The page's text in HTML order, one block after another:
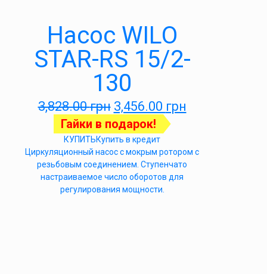
Насос WILO
STAR-RS 15/2-
130
3,828.00грн 3,456.00 грн
Гайки в подарок!
КУПИТЬКупить в кредит
Циркуляционный насос с мокрым ротором с
резьбовым соединением. Ступенчато
настраиваемое число оборотов для
регулирования мощности.